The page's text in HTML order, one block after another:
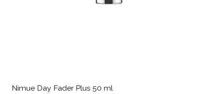
Nimue Day Fader Plus 50 ml